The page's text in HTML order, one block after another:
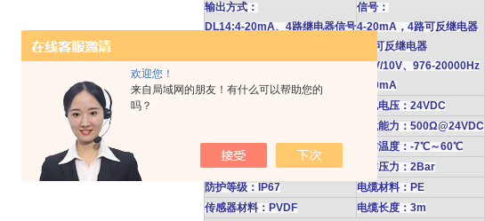
欢迎您！
来自局域网的朋友！有什么可以帮助您的
吗？
输出方式：
DL14:4-20mA、4路继电器信号
DL10:4-20mA
信号：
4-20mA，4路可反继电器
4路可反继电器
0-5V/10V、976-20000Hz
4-20mA
供电电压：24VDC
负载能力：500Ω@24VDC
内存：*存储器
工作温度：-7℃～60℃
温度补偿：自动
工作压力：2Bar
防护等级：IP67
电缆材料：PE
传感器材料：PVDF
电缆长度：3m